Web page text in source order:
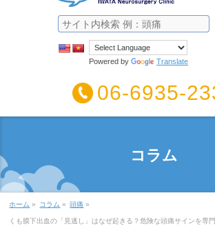
Powered by Translate
06-6935-
コラム
ホーム » コラム » 頭痛 »
くも膜下出血の「見逃し」はなぜ起きる？危険な頭痛サインを専